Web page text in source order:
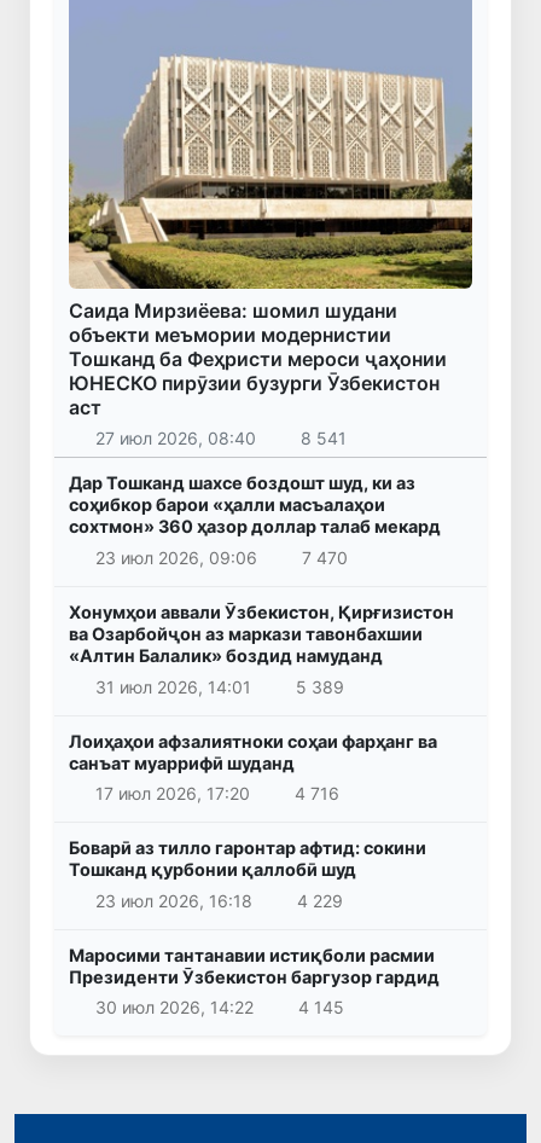
Саида Мирзиёева: шомил шудани
объекти меъмории модернистии
Тошканд ба Феҳристи мероси ҷаҳонии
ЮНЕСКО пирӯзии бузурги Ӯзбекистон
аст
27 июл 2026, 08:40 8 541
Дар Тошканд шахсе боздошт шуд, ки аз
соҳибкор барои «ҳалли масъалаҳои
сохтмон» 360 ҳазор доллар талаб мекард
23 июл 2026, 09:06
7 470
Хонумҳои аввали Ӯзбекистон, Қирғизистон
ва Озарбойҷон аз маркази тавонбахшии
«Алтин Балалик» боздид намуданд
31 июл 2026, 14:01
5 389
Лоиҳаҳои афзалиятноки соҳаи фарҳанг ва
санъат муаррифӣ шуданд
17 июл 2026, 17:20
4 716
Боварӣ аз тилло гаронтар афтид: сокини
Тошканд қурбонии қаллобӣ шуд
23 июл 2026, 16:18
4 229
Маросими тантанавии истиқболи расмии
Президенти Ӯзбекистон баргузор гардид
30 июл 2026, 14:22
4 145